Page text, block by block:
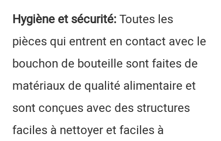
Hygiène et sécurité:Toutes les
pièces qui entrent en contact avec le
bouchon de bouteille sont faites de
matériaux de qualité alimentaire et
sont conçues avec des structures
faciles à nettoyer et faciles à